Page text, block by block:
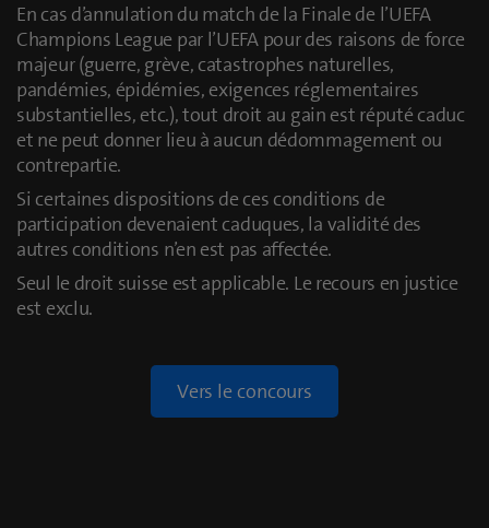
En cas d’annulation du match de la Finale de l’UEFA
Champions League par l’UEFA pour des raisons de force
majeur (guerre, grève, catastrophes naturelles,
pandémies, épidémies, exigences réglementaires
substantielles, etc.), tout droit au gain est réputé caduc
et ne peut donner lieu à aucun dédommagement ou
contrepartie.
Si certaines dispositions de ces conditions de
participation devenaient caduques, la validité des
autres conditions n’en est pas affectée.
Seul le droit suisse est applicable. Le recours en justice
est exclu.
Vers le concours